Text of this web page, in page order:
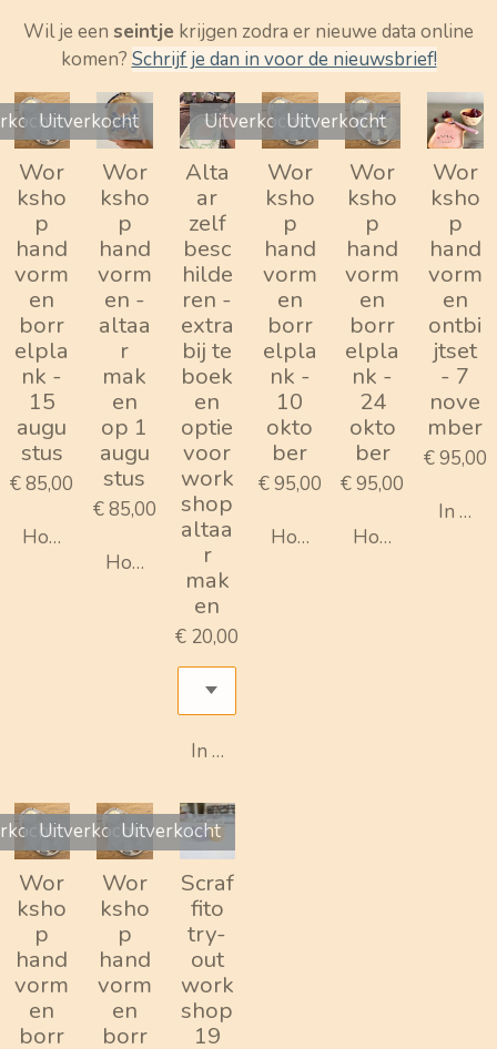
Wil je een seintje krijgen zodra er nieuwe data online
komen? Schrijf je dan in voor de nieuwsbrief!
Wor
ksho
p
hand
vorm
en
borr
elpla
nk -
15
augu
stus
€ 85,00
Houd mij op de hoogte
Uitverkocht
Wor
ksho
p
hand
vorm
en -
altaa
r
mak
en
op 1
augu
stus
€ 85,00
Houd mij op de hoogte
Alta
ar
zelf
besc
hilde
ren -
extra
bij te
boek
en
optie
voor
work
shop
altaa
r
mak
en
€ 20,00
In winkelwagen
Uitverkocht
Wor
ksho
p
hand
vorm
en
borr
elpla
nk -
10
okto
ber
€ 95,00
Houd mij op de hoogte
Uitverkocht
Wor
ksho
p
hand
vorm
en
borr
elpla
nk -
24
okto
ber
€ 95,00
Houd mij op de
Wor
ksho
p
hand
vorm
en
ontbi
jtset
- 7
nove
mber
€ 95,00
In
Wor
ksho
p
hand
vorm
en
borr
Uitverkocht
Wor
ksho
p
hand
vorm
en
borr
Uitverkocht
Scraf
fito
try-
out
work
shop
19